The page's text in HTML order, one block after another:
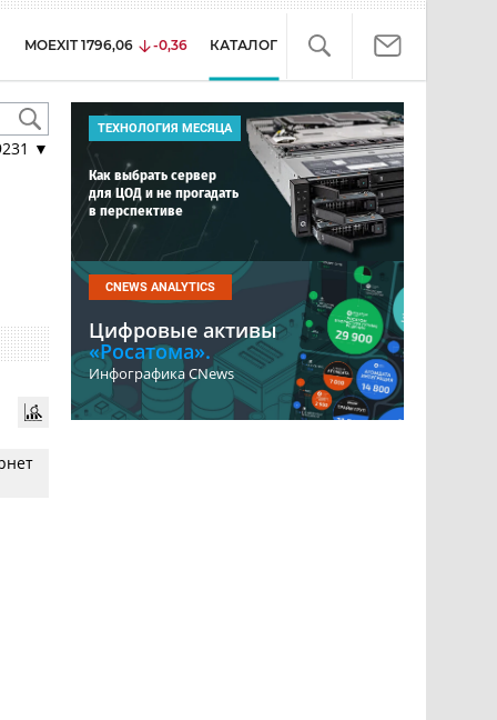
MOEXIT 1796,06 -0,36 КАТАЛОГ
▼
ТЕХНОЛОГИЯ МЕСЯЦА
Как выбрать сервер
для ЦОД и не прогадать
в перспективе
CNEWS ANALYTICS
Цифровые активы
«Росатома».
Инфографика CNews